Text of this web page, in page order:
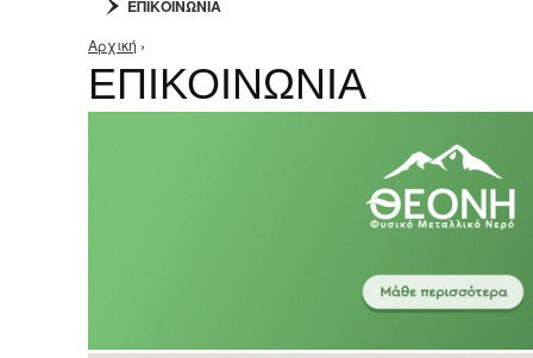
ΕΠΙΚΟΙΝΩΝΙΑ
Είστε εδώ
Αρχική ›
ΕΠΙΚΟΙΝΩΝΙΑ